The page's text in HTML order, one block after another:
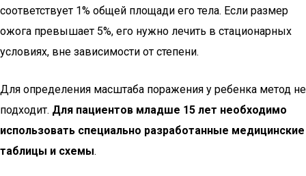
соответствует 1% общей площади его тела. Если размер
ожога превышает 5%, его нужно лечить в стационарных
условиях, вне зависимости от степени.
Для определения масштаба поражения у ребенка метод не
подходит. Для пациентов младше 15 лет необходимо
использовать специально разработанные медицинские
таблицы и схемы.